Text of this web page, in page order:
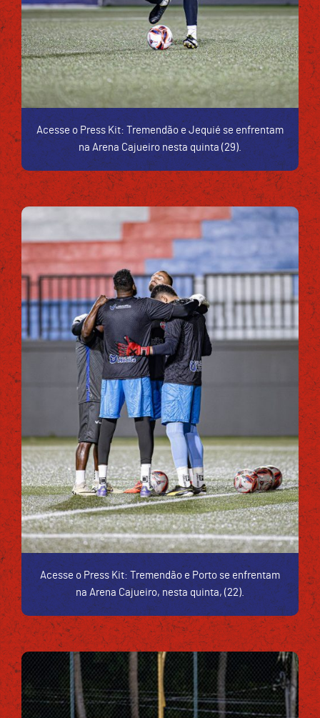
Acesse o Press Kit: Tremendão e Jequié se enfrentam
na Arena Cajueiro nesta quinta (29).
Acesse o Press Kit: Tremendão e Porto se enfrentam
na Arena Cajueiro, nesta quinta, (22).